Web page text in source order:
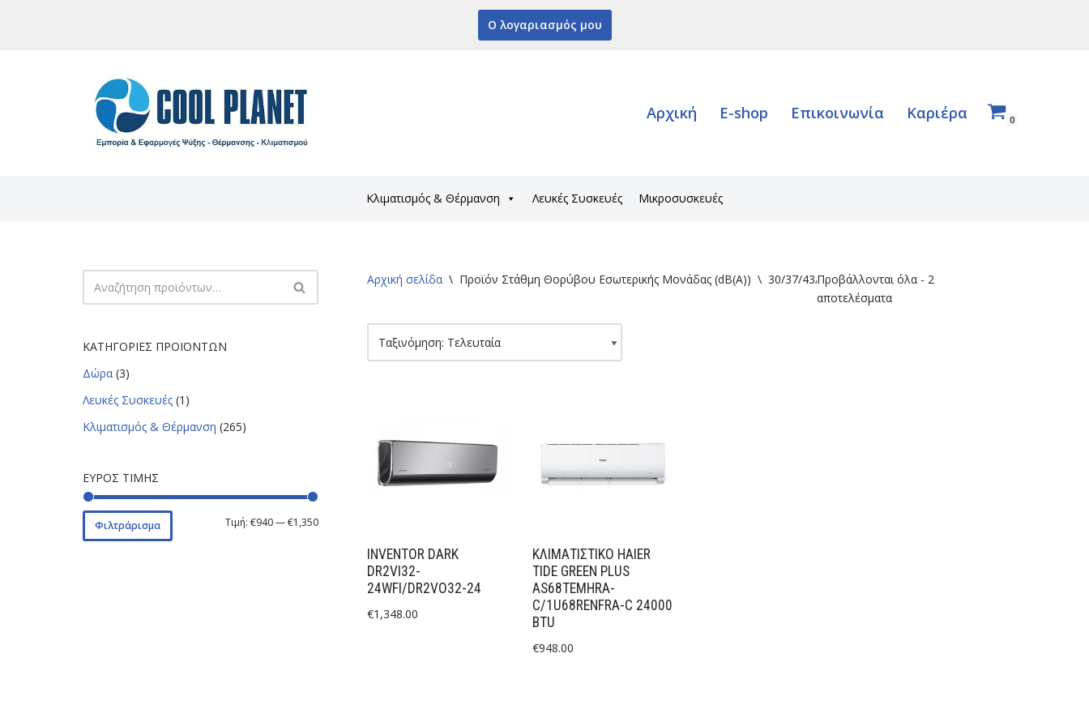
Ο λογαριασμός μου
Αρχική E-shop Επικοινωνία Καριέρα 0
Κλιματισμός & Θέρμανση Λευκές Συσκευές Μικροσυσκευές
ΚΑΤΗΓΟΡΊΕΣ ΠΡΟΪΌΝΤΩΝ
Δώρα (3)
Λευκές Συσκευές (1)
Κλιματισμός & Θέρμανση (265)
ΕΎΡΟΣ ΤΙΜΉΣ
Φιλτράρισμα Τιμή: €940—€1,350
Αρχική σελίδα \ Προϊόν Στάθμη Θορύβου Εσωτερικής Μονάδας (dB(A)) \ 30/37/43/47Προβάλλονται όλα - 2
αποτελέσματα
INVENTOR DARK
DR2VI32-
24WFI/DR2VO32-24
€1,348.00
ΚΛΙΜΑΤΙΣΤΙΚΟ HAIER
TIDE GREEN PLUS
AS68TEMHRA-
C/1U68RENFRA-C 24000
BTU
€948.00